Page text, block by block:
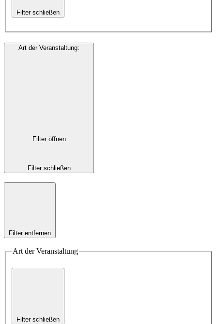
Filter schließen
Art der Veranstaltung:
Filter öffnen
Filter schließen
Filter entfernen
Art der Veranstaltung
Filter schließen